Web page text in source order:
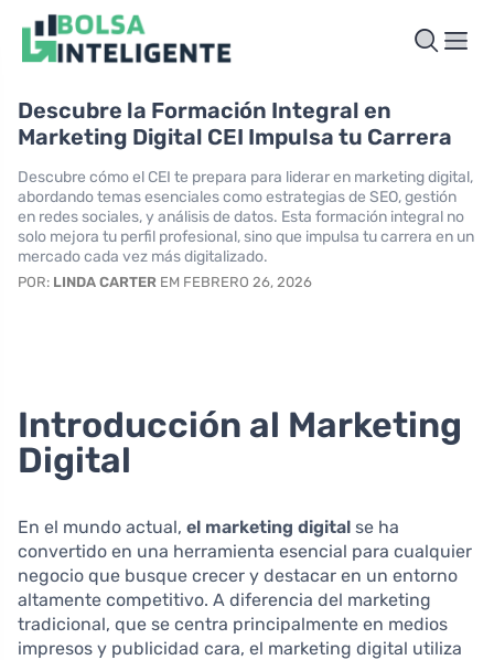
Descubre la Formación Integral en
Marketing Digital CEI Impulsa tu Carrera
Descubre cómo el CEI te prepara para liderar en marketing digital,
abordando temas esenciales como estrategias de SEO, gestión
en redes sociales, y análisis de datos. Esta formación integral no
solo mejora tu perfil profesional, sino que impulsa tu carrera en un
mercado cada vez más digitalizado.
POR: LINDA CARTER EM FEBRERO 26, 2026
Introducción al Marketing
Digital
En el mundo actual, el marketing digital se ha
convertido en una herramienta esencial para cualquier
negocio que busque crecer y destacar en un entorno
altamente competitivo. A diferencia del marketing
tradicional, que se centra principalmente en medios
impresos y publicidad cara, el marketing digital utiliza